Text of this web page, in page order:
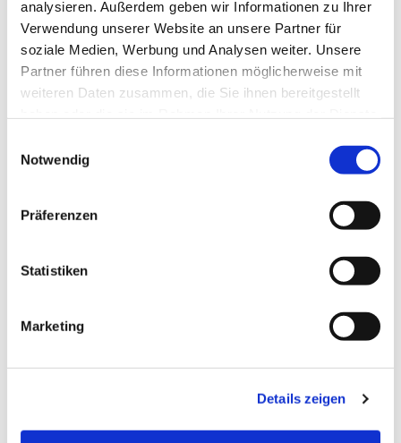
analysieren. Außerdem geben wir Informationen zu Ihrer
Verwendung unserer Website an unsere Partner für
soziale Medien, Werbung und Analysen weiter. Unsere
Partner führen diese Informationen möglicherweise mit
weiteren Daten zusammen, die Sie ihnen bereitgestellt
Notwendig
Präferenzen
Statistiken
Marketing
Details zeigen